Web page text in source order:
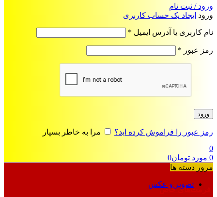
ورود / ثبت نام
ورود ایجاد یک حساب کاربری
نام کاربری یا آدرس ایمیل *
رمز عبور *
ورود
رمز عبور را فراموش کرده اید؟
مرا به خاطر بسپار
0
0 مورد تومان0
مرور دسته ها
تصویر و عکس
فرمت‌های خاص